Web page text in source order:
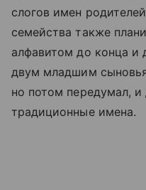
слогов имен
семейства также
алфавитом до конца и
двум младшим
но потом передумал, и
традиционные имена.